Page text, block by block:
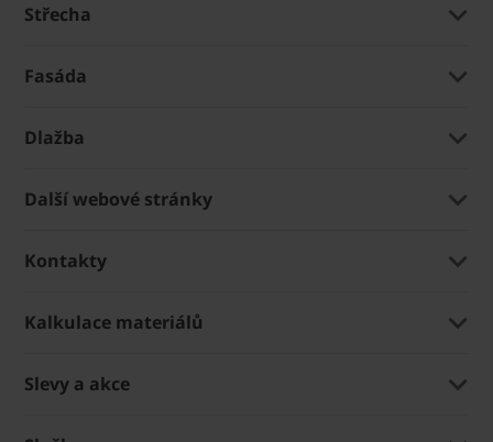
Střecha
Fasáda
Dlažba
Další webové stránky
Kontakty
Kalkulace materiálů
Slevy a akce